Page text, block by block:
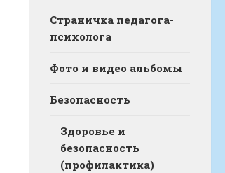
Страничка педагога-
психолога
Фото и видео альбомы
Безопасность
Здоровье и
безопасность
(профилактика)